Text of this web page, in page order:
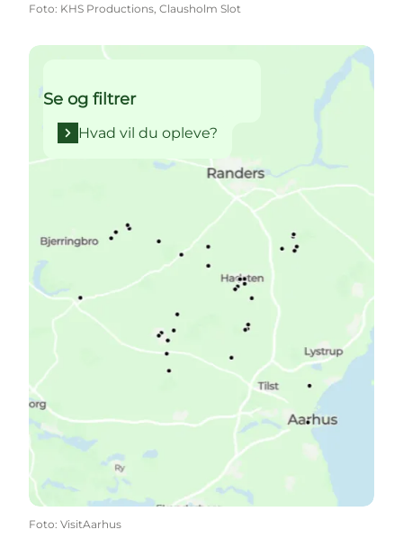
Foto: KHS Productions, Clausholm Slot
Hvad vil du opleve?
Se og filtrer
Hvad vil du opleve?
Foto: VisitAarhus